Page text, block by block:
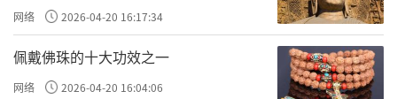
网络 2026-04-20 16:17:34
佩戴佛珠的十大功效之一
网络 2026-04-20 16:04:06